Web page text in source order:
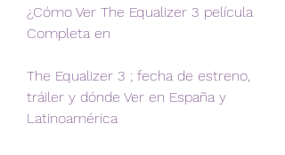
¿Cómo Ver The Equalizer 3 película
Completa en
The Equalizer 3 ; fecha de estreno,
tráiler y dónde Ver en España y
Latinoamérica